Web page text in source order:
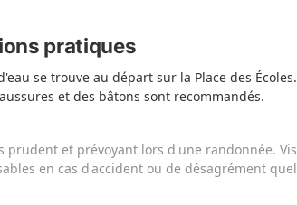
pratiques
se trouve au départ sur la Place des Écoles.
et des bâtons sont recommandés.
prudent et prévoyant lors d'une randonnée.
en cas d'accident ou de désagrément